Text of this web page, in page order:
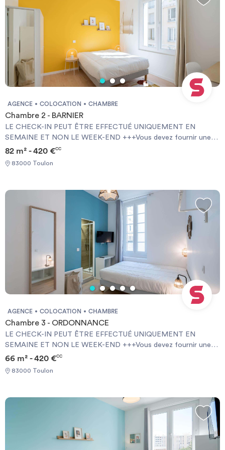
AGENCE COLOCATION CHAMBRE
Chambre 2 - BARNIER
LE CHECK-IN PEUT ÊTRE EFFECTUÉ UNIQUEMENT EN
SEMAINE ET NON LE WEEK-END +++Vous devez fournir une
Garantie Visale obligatoirement et une assurance habitation+++
[ENG] CHECK-IN CAN ONLY BE DONE ON WEEKDAYS AND
NOT AT WEEKENDS +++You must provide a Visale Guarantee
82 m² - 420 €CC
83000 Toulon
AGENCE COLOCATION CHAMBRE
Chambre 3 - ORDONNANCE
LE CHECK-IN PEUT ÊTRE EFFECTUÉ UNIQUEMENT EN
SEMAINE ET NON LE WEEK-END +++Vous devez fournir une
Garantie Visale obligatoirement et une assurance habitation+++
NOT AT WEEKENDS +++You must provide a Visale Guarantee
66 m² - 420 €CC
83000 Toulon